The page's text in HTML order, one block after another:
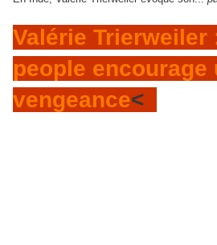
Valérie Trierweiler
people encourage
vengeance<